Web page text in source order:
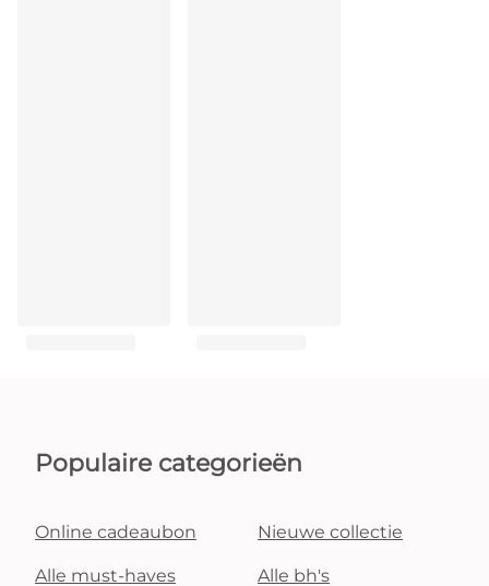
Populaire categorieën
Online cadeaubon Nieuwe collectie
Alle must-haves Alle bh's